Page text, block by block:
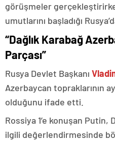
görüşmeler
umutlarını başladığı
“Dağlık Karabağ
Parçası”
Rusya Devlet Başkanı
Azerbaycan topraklarının
olduğunu ifade etti.
Rossiya 1’e konuşan Putin,
ilgili değerlendirmesinde